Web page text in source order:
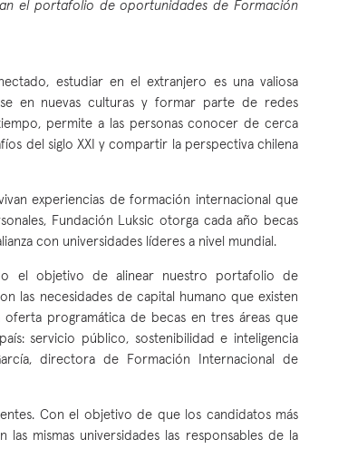
el portafolio de oportunidades de Formación
estudiar en el extranjero es una valiosa
en nuevas culturas y formar parte de redes
permite a las personas conocer de cerca
del siglo XXI y compartir la perspectiva chilena
experiencias de formación internacional que
Fundación Luksic otorga cada año becas
con universidades líderes a nivel mundial.
el objetivo de alinear nuestro portafolio de
las necesidades de capital humano que existen
programática de becas en tres áreas que
servicio público, sostenibilidad e inteligencia
directora de Formación Internacional de
Con el objetivo de que los candidatos más
mismas universidades las responsables de la